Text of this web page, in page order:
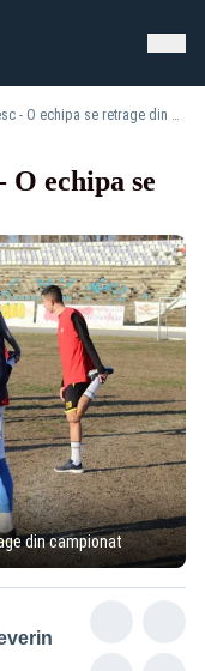
Soc in fotbalul romanesc - O echipa se retrage din campionat
O echipa se
din campionat